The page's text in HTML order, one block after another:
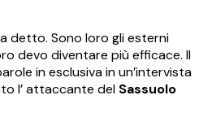
detto. Sono loro gli esterni
devo diventare più efficace. Il
in esclusiva in un’intervista
l’ attaccante del Sassuolo